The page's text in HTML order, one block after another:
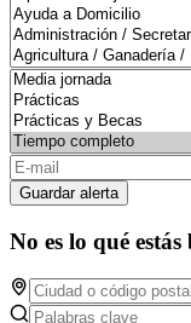
Guardar alerta
No es lo qué